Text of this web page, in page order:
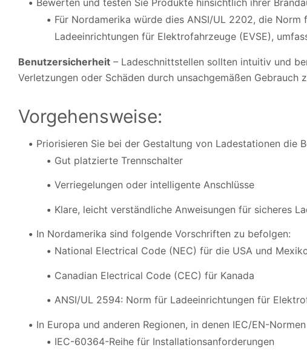
Für Nordamerika würde dies ANSI/UL 2202, die
Ladeeinrichtungen für Elektrofahrzeuge (EVSE),
Benutzersicherheit – Ladeschnittstellen sollten intuitiv und
Verletzungen oder Schäden durch unsachgemäßen
Vorgehensweise:
Priorisieren Sie bei der Gestaltung von Ladestationen die
Gut platzierte Trennschalter
Verriegelungen oder intelligente Anschlüsse
Klare, leicht verständliche Anweisungen für sicheres
In Nordamerika sind folgende Vorschriften zu befolgen:
National Electrical Code (NEC) für die USA und
Canadian Electrical Code (CEC) für Kanada
ANSI/UL 2594: Norm für Ladeeinrichtungen für
In Europa und anderen Regionen, in denen IEC/EN-
IEC-60364-Reihe für Installationsanforderungen